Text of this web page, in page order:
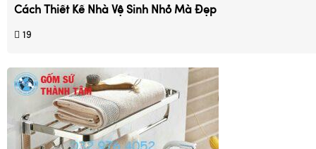
Cách Thiết Kế Nhà Vệ Sinh Nhỏ Mà Đẹp
19